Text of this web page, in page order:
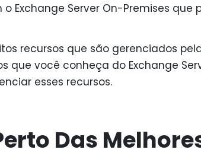
Exchange Server On-Premises que
recursos que são gerenciados
que você conheça do Exchange
esses recursos.
Das